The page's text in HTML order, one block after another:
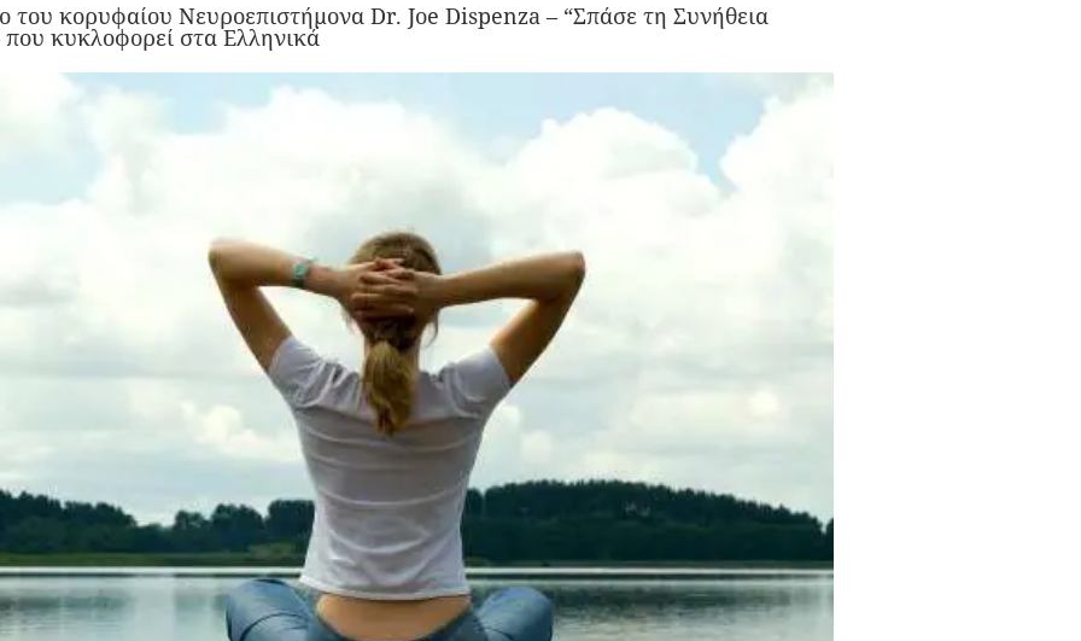
του κορυφαίου Νευροεπιστήμονα Dr. Joe Dispenza – “Σπάσε τη Συνήθεια
που κυκλοφορεί στα Ελληνικά